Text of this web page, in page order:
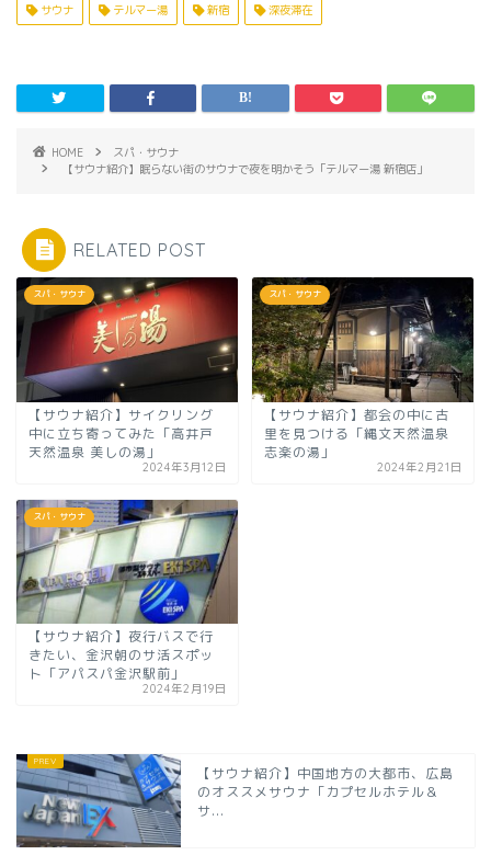
サウナ テルマー湯 新宿 深夜滞在
HOME
スパ・サウナ
【サウナ紹介】眠らない街のサウナで夜を明かそう「テルマー湯 新宿店」
RELATED POST
スパ・サウナ
【サウナ紹介】サイクリング
中に立ち寄ってみた「高井戸
天然温泉 美しの湯」
2024年3月12日
スパ・サウナ
【サウナ紹介】都会の中に古
里を見つける「縄文天然温泉
志楽の湯」
2024年2月21日
スパ・サウナ
【サウナ紹介】夜行バスで行
きたい、金沢朝のサ活スポッ
ト「アパスパ金沢駅前」
2024年2月19日
【サウナ紹介】中国地方の大都市、広島
のオススメサウナ「カプセルホテル＆
サ...